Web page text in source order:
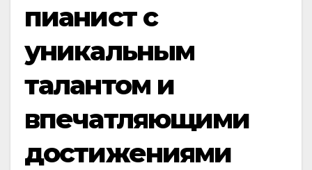
пианист с
уникальным
талантом и
впечатляющими
достижениями